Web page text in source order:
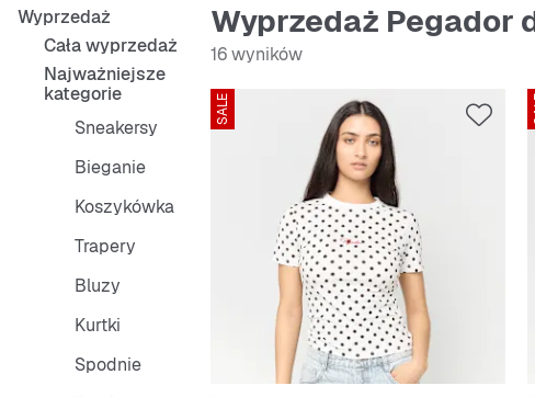
Wyprzedaż
Cała wyprzedaż
Najważniejsze
kategorie
Sneakersy
Bieganie
Koszykówka
Trapery
Bluzy
Kurtki
Spodnie
Wyprzedaż Pegador
16 wyników
SALE